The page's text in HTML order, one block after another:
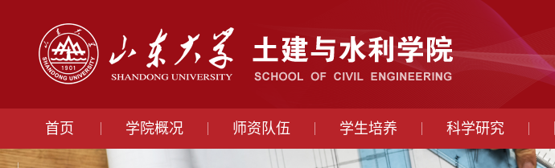
首页 学院概况 师资队伍 学生培养 科学研究